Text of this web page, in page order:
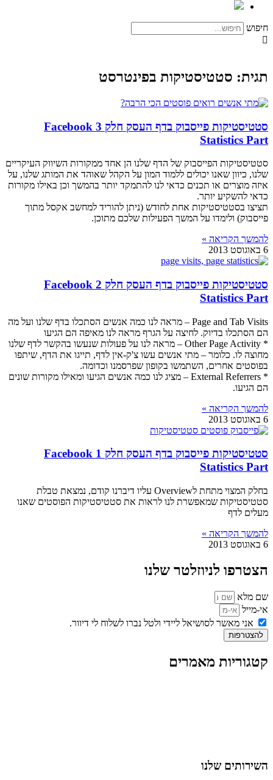
חיפוש
תגית: סטטיסטיקות בפינטרסט
סטטיסטיקות פייסבוק בדף העסק חלק 3 Facebook
Statistics Part
סטטיסטיקות הפייסבוק של הדף שלנו הן אחד ממקורות השיווק העיקריים
שלנו, כיוון שאנו יכולים ללמוד המון על הקהל שאוהד את המותג שלנו, על
איזה מוצרים או תכנים כדאי לנו להתמקד יותר בהמשך וכן באילו מקורות
כדאי להשקיע יותר.
תציצו בסטטיסטיקות אחת לחודש (ניתן להוריד למחשב אקסל מתוך
פייסבוק) ולימדו על המשך הפעילות שלכם מתוכן.
להמשך הקריאה »
6 באוגוסט 2013
סטטיסטיקות פייסבוק בדף העסק חלק 2 Facebook
Statistics Part
Page and Tab Visits – מראה לנו כמה אנשים הסתכלו בדף שלנו ועל מה
הם הסתכלו בדיוק. לחיצה על הגרף מראה לנו מאיפה הם הגיעו
* Other Page Activity – מראה לנו על פעולות שנעשו בהקשר לדף שלנו
מחוצה לו. כלומר – מתי אנשים עשו צ'ק-אין לדף, תייגו את הדף, שיתפו
בפוסטים אחרים, השתמשו בקופון שפרסמנו וכדומה.
* External Referrers – מציג לנו כמה אנשים הגיעו ומאילו מקורות שונים
הם הגיעו.
להמשך הקריאה »
6 באוגוסט 2013
סטטיסטיקות פייסבוק בדף העסק חלק 1 Facebook
Statistics Part
בחלק המצוי מתחת לOverview עליו דיברנו קודם, נמצאת טבלת
סטטיסטיקות שמאפשרת לנו לראות את סטטיסטיקות הפוסטים שאנו
מעלים לדף
להמשך הקריאה »
6 באוגוסט 2013
הצטרפו לניוזלטר שלנו
שם מלא
אי-מייל
אני מאשר לסושיאל ליידי ולטל נברו לשלוח לי דיוור.
להצטרפות
קטגוריות מאמרים
השירותים שלנו